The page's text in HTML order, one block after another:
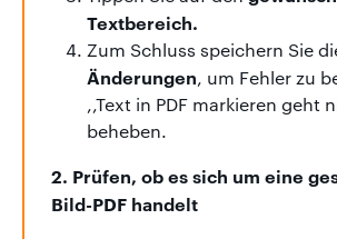
Textbereich.
Zum Schluss speichern Sie
Änderungen, um Fehler zu
,,Text in PDF markieren geht
beheben.
2. Prüfen, ob es sich um eine
Bild-PDF handelt